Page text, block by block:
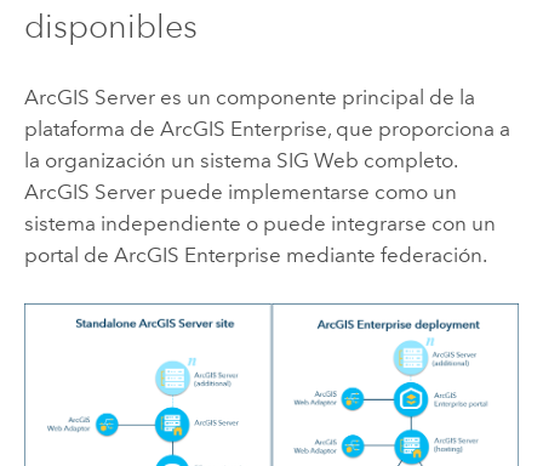
disponibles
ArcGIS Serveres un componente principal de la
plataforma de ArcGIS Enterprise, que proporciona a
la organización un sistema SIG Web completo.
ArcGIS Serverpuede implementarse como un
sistema independiente o puede integrarse con un
portal de ArcGIS Enterprise mediante federación.